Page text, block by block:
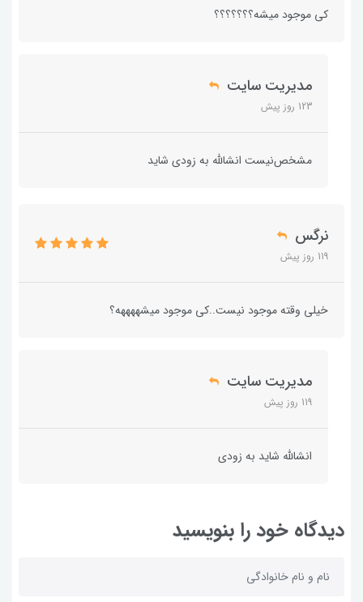
کی موجود میشه؟؟؟؟؟؟؟
مدیریت سایت
123 روز پیش
مشخص‌نیست انشالله به زودی شاید
نرگس
119 روز پیش
خیلی وقته موجود نیست..کی موجود میشههههه؟
مدیریت سایت
119 روز پیش
انشالله شاید به زودی
دیدگاه خود را بنویسید